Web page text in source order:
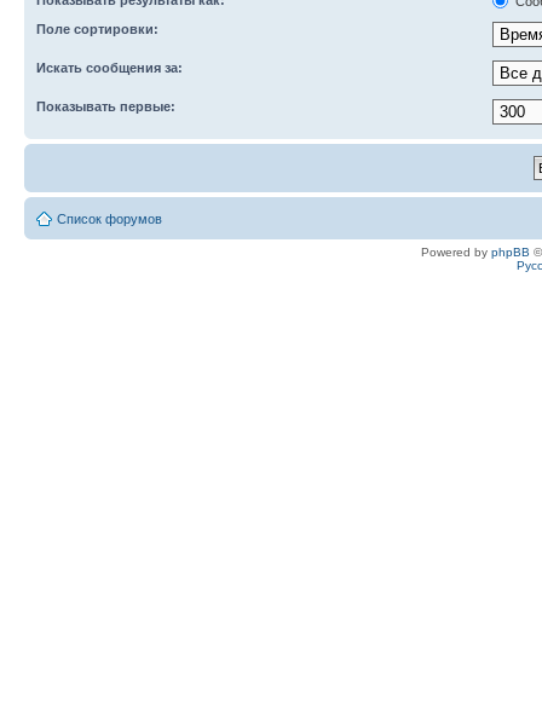
Поле сортировки:
Искать сообщения за:
Показывать первые:
Список форумов
Powered by phpBB